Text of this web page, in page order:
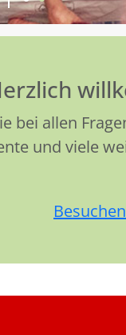
bei allen
und viele